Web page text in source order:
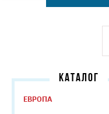
КАТАЛОГ
ЕВРОПА